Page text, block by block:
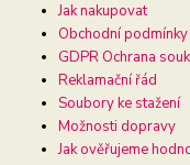
Jak nakupovat
Obchodní podmínky
GDPR Ochrana
Reklamační řád
Soubory ke stažení
Možnosti dopravy
Jak ověřujeme